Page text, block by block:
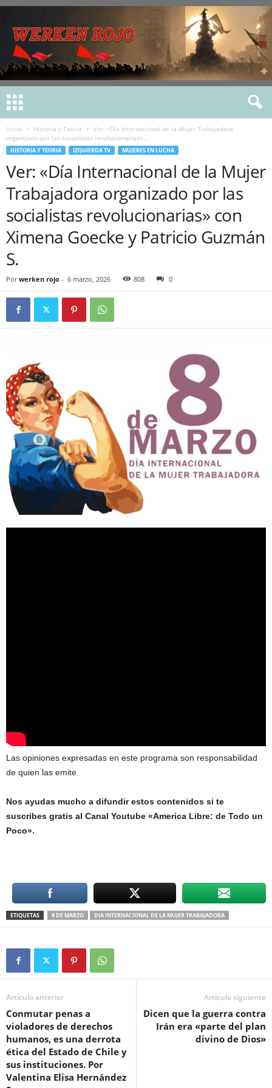
Inicio Historia y Teoria
Ver: «Día Internacional de la Mujer Trabajadora
organizado por las socialistas revolucionarias»...
HISTORIA Y TEORIA IZQUIERDA TV MUJERES EN LUCHA
Ver: «Día Internacional de la Mujer
Trabajadora organizado por las
socialistas revolucionarias» con
Ximena Goecke y Patricio Guzmán
S.
Por werken rojo - 6 marzo, 2026 808 0
Las opiniones expresadas en este programa son responsabilidad
de quien las emite.
Nos ayudas mucho a difundir estos contenidos si te
suscribes gratis al Canal Youtube «America Libre: de Todo un
Poco».
ETIQUETAS 8 DE MARZO DIA INTERNACIONAL DE LA MUJER TRABAJADORA
Artículo anterior
Conmutar penas a
violadores de derechos
humanos, es una derrota
ética del Estado de Chile y
sus instituciones. Por
Valentina Elisa Hernández
Artículo siguiente
Dicen que la guerra contra
Irán era «parte del plan
divino de Dios»